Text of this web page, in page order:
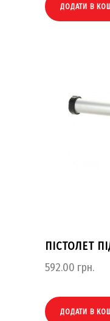
ДОДАТИ В
ПІСТОЛЕТ
592.00 грн.
ДОДАТИ В